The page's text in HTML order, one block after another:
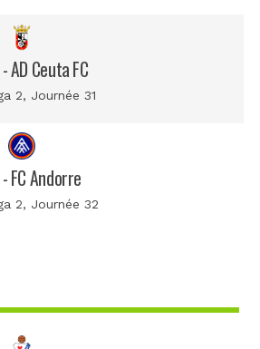
AD Ceuta FC
2, Journée 31
FC Andorre
2, Journée 32